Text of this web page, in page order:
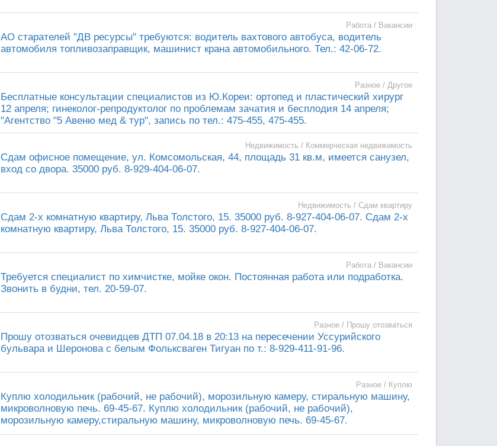
Работа / Вакансии
АО старателей "ДВ ресурсы" требуются: водитель вахтового автобуса, водитель
автомобиля топливозаправщик, машинист крана автомобильного. Тел.: 42-06-72.
Разное / Другое
Бесплатные консультации специалистов из Ю.Кореи: ортопед и пластический хирург
12 апреля; гинеколог-репродуктолог по проблемам зачатия и бесплодия 14 апреля;
"Агентство "5 Авеню мед & тур", запись по тел.: 475-455, 475-455.
Недвижимость / Коммерческая недвижимость
Сдам офисное помещение, ул. Комсомольская, 44, площадь 31 кв.м, имеется санузел,
вход со двора. 35000 руб. 8-929-404-06-07.
Недвижимость / Сдам квартиру
Сдам 2-х комнатную квартиру, Льва Толстого, 15. 35000 руб. 8-927-404-06-07. Сдам 2-х
комнатную квартиру, Льва Толстого, 15. 35000 руб. 8-927-404-06-07.
Работа / Вакансии
Требуется специалист по химчистке, мойке окон. Постоянная работа или подработка.
Звонить в будни, тел. 20-59-07.
Разное / Прошу отозваться
Прошу отозваться очевидцев ДТП 07.04.18 в 20:13 на пересечении Уссурийского
бульвара и Шеронова с белым Фольксваген Тигуан по т.: 8-929-411-91-96.
Разное / Куплю
Куплю холодильник (рабочий, не рабочий), морозильную камеру, стиральную машину,
микроволновую печь. 69-45-67. Куплю холодильник (рабочий, не рабочий),
морозильную камеру,стиральную машину, микроволновую печь. 69-45-67.